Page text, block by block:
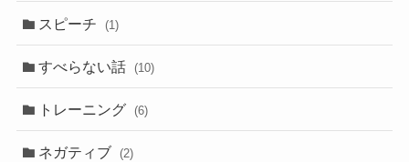
スピーチ (1)
すべらない話 (10)
トレーニング (6)
ネガティブ (2)